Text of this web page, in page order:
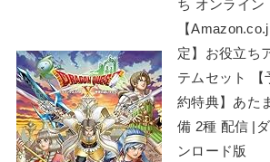
ち オンライン
【
定】お役立ち
テムセット 【
約特典】あた
備 2種 配信 |
ンロード版